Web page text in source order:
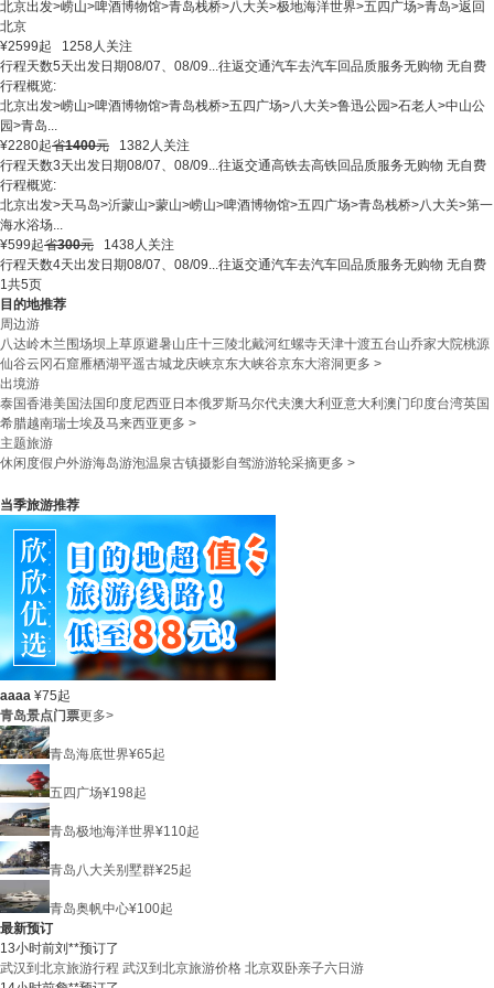
北京出发>崂山>啤酒博物馆>青岛栈桥>八大关>极地海洋世界>五四广场>青岛>返回
北京
¥2599起
1258人关注
行程天数5天出发日期08/07、08/09...往返交通汽车去汽车回品质服务无购物 无自费
行程概览:
北京出发>崂山>啤酒博物馆>青岛栈桥>五四广场>八大关>鲁迅公园>石老人>中山公
园>青岛...
¥2280起省1400元
1382人关注
行程天数3天出发日期08/07、08/09...往返交通高铁去高铁回品质服务无购物 无自费
行程概览:
北京出发>天马岛>沂蒙山>蒙山>崂山>啤酒博物馆>五四广场>青岛栈桥>八大关>第一
海水浴场...
¥599起省300元
1438人关注
行程天数4天出发日期08/07、08/09...往返交通汽车去汽车回品质服务无购物 无自费
1共5页
目的地推荐
周边游
八达岭木兰围场坝上草原避暑山庄十三陵北戴河红螺寺天津十渡五台山乔家大院桃源
仙谷云冈石窟雁栖湖平遥古城龙庆峡京东大峡谷京东大溶洞更多 >
出境游
泰国香港美国法国 印度尼西亚 日本俄罗斯马尔代夫澳大利亚意大利 澳门印度台湾英国
希腊越南瑞士埃及马来西亚更多 >
主题旅游
休闲度假 户外游海岛游泡温泉古镇摄影自驾游游轮采摘更多 >
当季旅游推荐
aaaa ¥75起
青岛景点门票更多>
青岛海底世界¥65起
五四广场¥198起
青岛极地海洋世界¥110起
青岛八大关别墅群¥25起
青岛奥帆中心¥100起
最新预订
13小时前刘**预订了
武汉到北京旅游行程 武汉到北京旅游价格 北京双卧亲子六日游